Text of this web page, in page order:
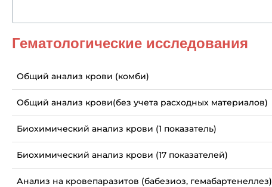
Гематологические исследования
Общий анализ крови (комби)
Общий анализ крови(без учета расходных материалов)
Биохимический анализ крови (1 показатель)
Биохимический анализ крови (17 показателей)
Анализ на кровепаразитов (бабезиоз, гемабартенеллез)